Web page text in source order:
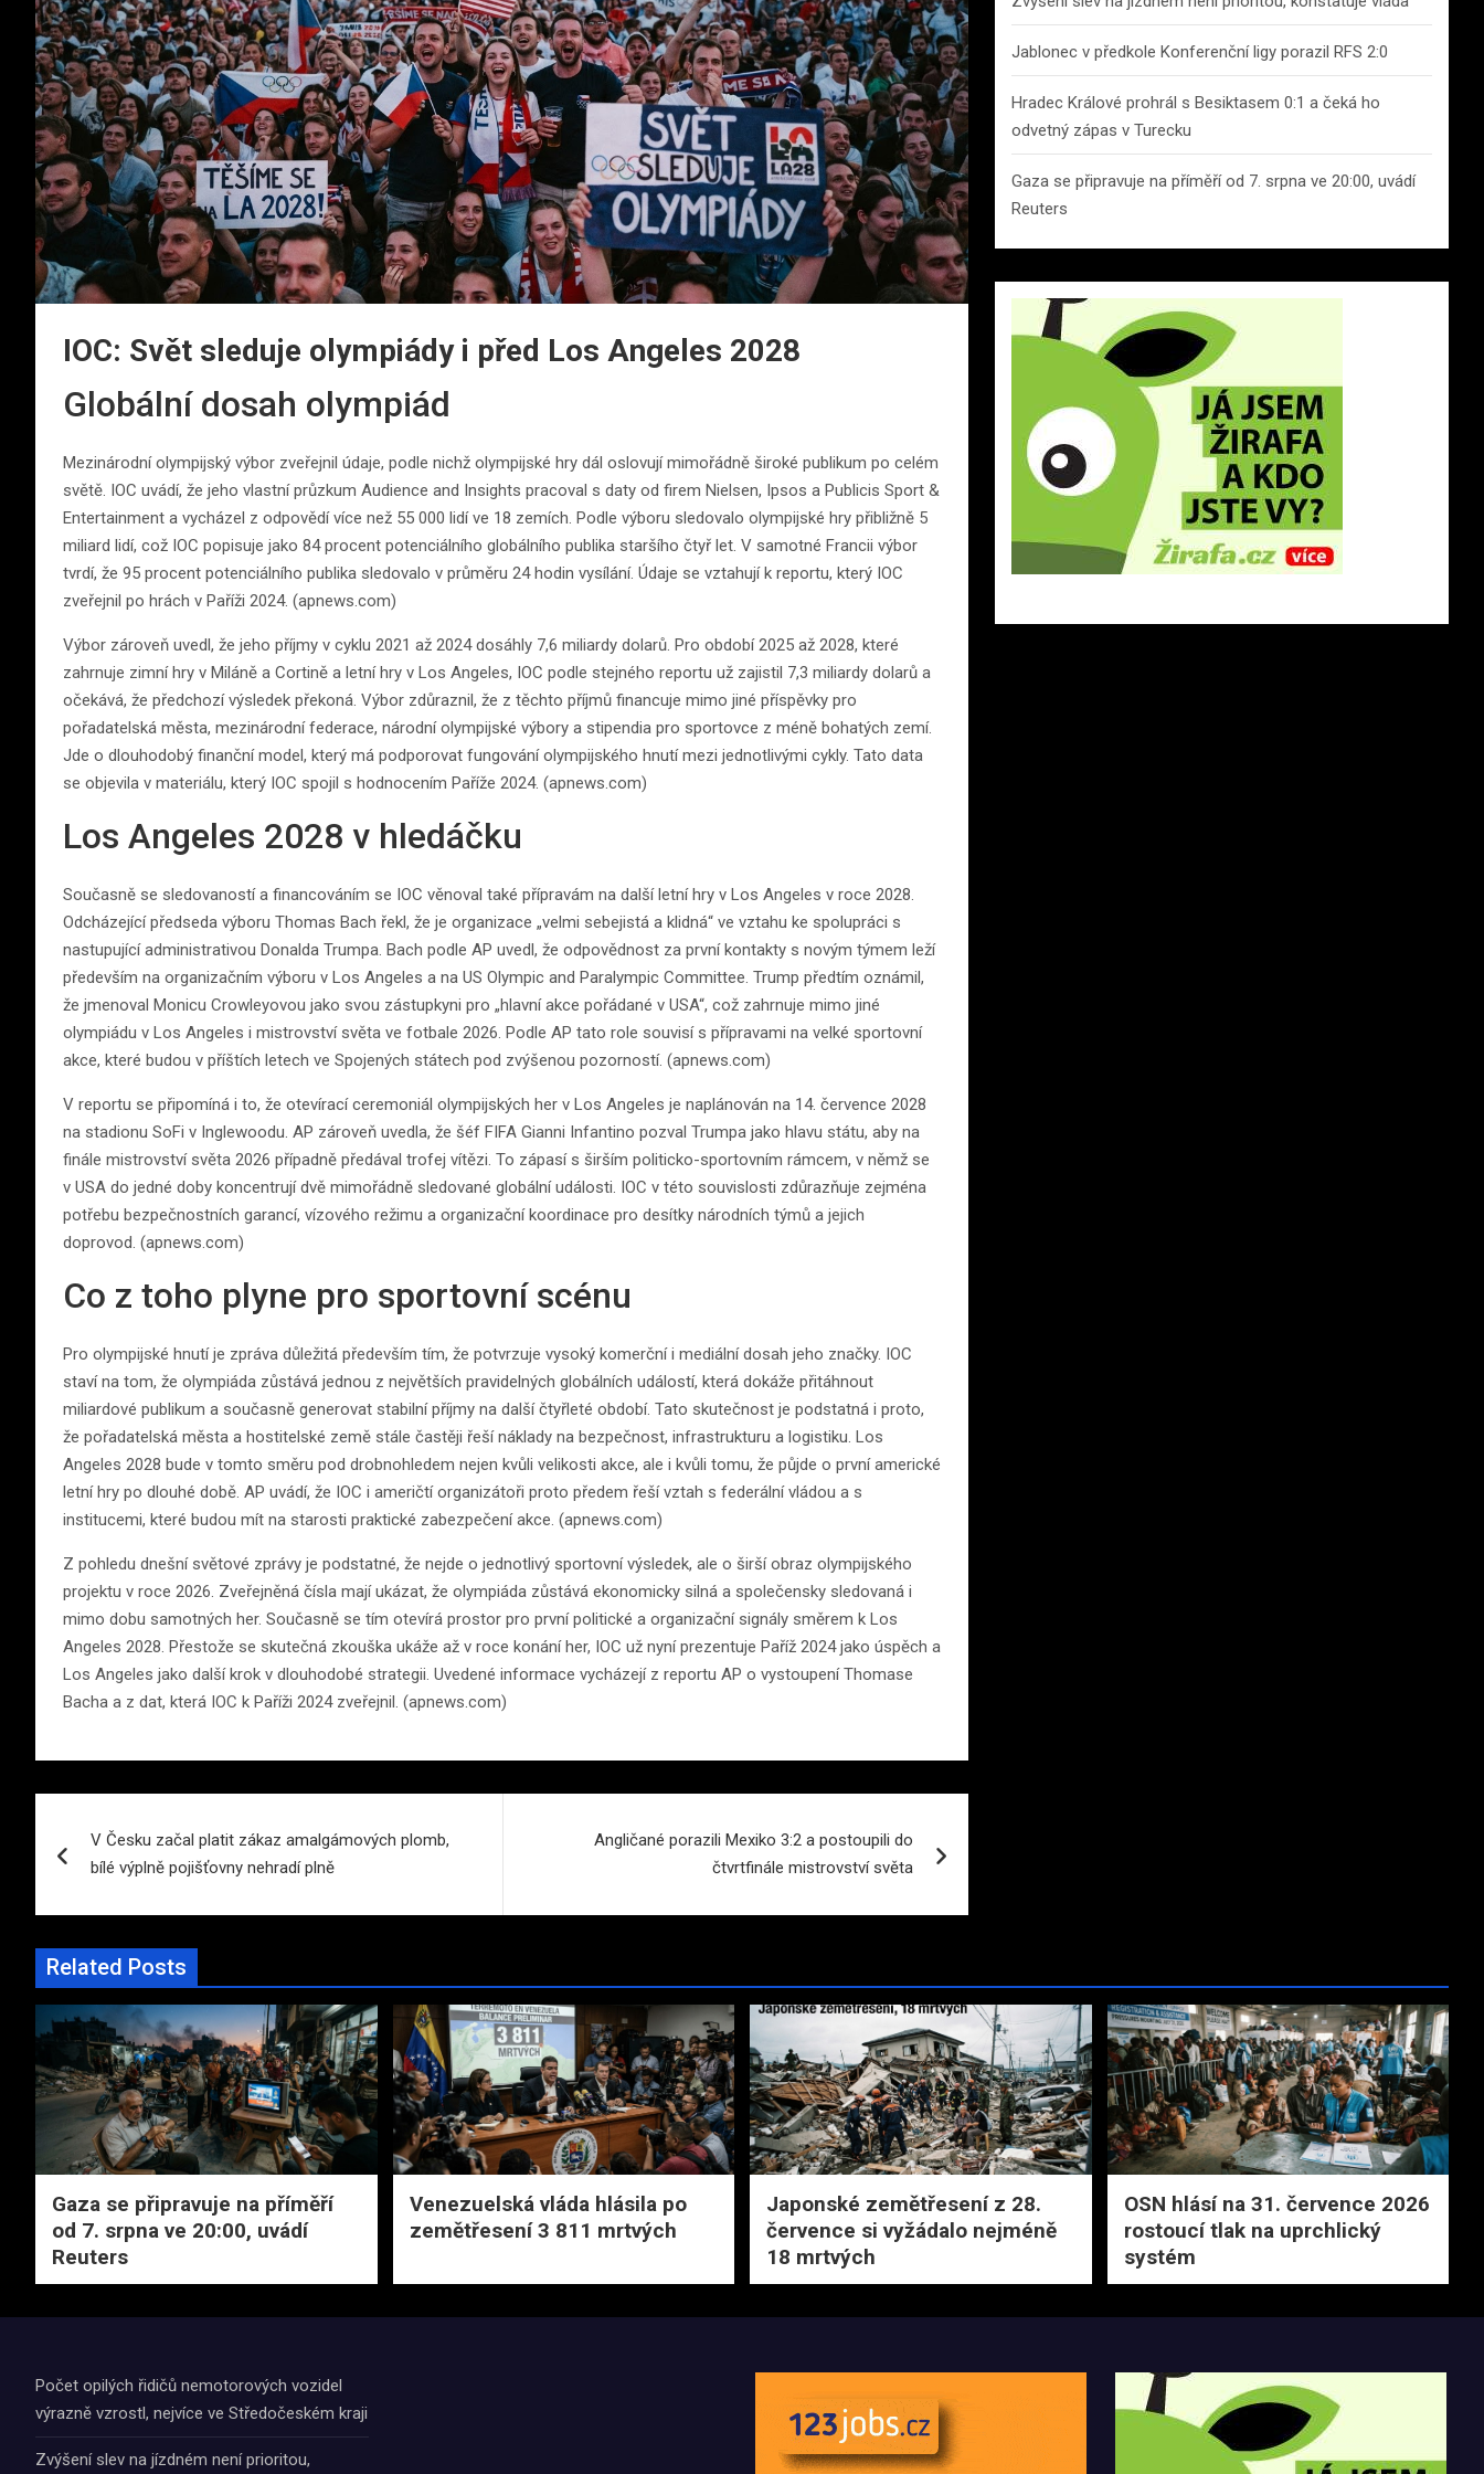
IOC: Svět sleduje olympiády i před Los Angeles 2028
Globální dosah olympiád
Mezinárodní olympijský výbor zveřejnil údaje, podle nichž olympijské hry dál oslovují mimořádně široké publikum po celém
světě. IOC uvádí, že jeho vlastní průzkum Audience and Insights pracoval s daty od firem Nielsen, Ipsos a Publicis Sport &
Entertainment a vycházel z odpovědí více než 55 000 lidí ve 18 zemích. Podle výboru sledovalo olympijské hry přibližně 5
miliard lidí, což IOC popisuje jako 84 procent potenciálního globálního publika staršího čtyř let. V samotné Francii výbor
tvrdí, že 95 procent potenciálního publika sledovalo v průměru 24 hodin vysílání. Údaje se vztahují k reportu, který IOC
zveřejnil po hrách v Paříži 2024. (apnews.com)
Výbor zároveň uvedl, že jeho příjmy v cyklu 2021 až 2024 dosáhly 7,6 miliardy dolarů. Pro období 2025 až 2028, které
zahrnuje zimní hry v Miláně a Cortině a letní hry v Los Angeles, IOC podle stejného reportu už zajistil 7,3 miliardy dolarů a
očekává, že předchozí výsledek překoná. Výbor zdůraznil, že z těchto příjmů financuje mimo jiné příspěvky pro
pořadatelská města, mezinárodní federace, národní olympijské výbory a stipendia pro sportovce z méně bohatých zemí.
Jde o dlouhodobý finanční model, který má podporovat fungování olympijského hnutí mezi jednotlivými cykly. Tato data
se objevila v materiálu, který IOC spojil s hodnocením Paříže 2024. (apnews.com)
Los Angeles 2028 v hledáčku
Současně se sledovaností a financováním se IOC věnoval také přípravám na další letní hry v Los Angeles v roce 2028.
Odcházející předseda výboru Thomas Bach řekl, že je organizace „velmi sebejistá a klidná“ ve vztahu ke spolupráci s
nastupující administrativou Donalda Trumpa. Bach podle AP uvedl, že odpovědnost za první kontakty s novým týmem leží
především na organizačním výboru v Los Angeles a na US Olympic and Paralympic Committee. Trump předtím oznámil,
že jmenoval Monicu Crowleyovou jako svou zástupkyni pro „hlavní akce pořádané v USA“, což zahrnuje mimo jiné
olympiádu v Los Angeles i mistrovství světa ve fotbale 2026. Podle AP tato role souvisí s přípravami na velké sportovní
akce, které budou v příštích letech ve Spojených státech pod zvýšenou pozorností. (apnews.com)
V reportu se připomíná i to, že otevírací ceremoniál olympijských her v Los Angeles je naplánován na 14. července 2028
na stadionu SoFi v Inglewoodu. AP zároveň uvedla, že šéf FIFA Gianni Infantino pozval Trumpa jako hlavu státu, aby na
finále mistrovství světa 2026 případně předával trofej vítězi. To zápasí s širším politicko-sportovním rámcem, v němž se
v USA do jedné doby koncentrují dvě mimořádně sledované globální události. IOC v této souvislosti zdůrazňuje zejména
potřebu bezpečnostních garancí, vízového režimu a organizační koordinace pro desítky národních týmů a jejich
doprovod. (apnews.com)
Co z toho plyne pro sportovní scénu
Pro olympijské hnutí je zpráva důležitá především tím, že potvrzuje vysoký komerční i mediální dosah jeho značky. IOC
staví na tom, že olympiáda zůstává jednou z největších pravidelných globálních událostí, která dokáže přitáhnout
miliardové publikum a současně generovat stabilní příjmy na další čtyřleté období. Tato skutečnost je podstatná i proto,
že pořadatelská města a hostitelské země stále častěji řeší náklady na bezpečnost, infrastrukturu a logistiku. Los
Angeles 2028 bude v tomto směru pod drobnohledem nejen kvůli velikosti akce, ale i kvůli tomu, že půjde o první americké
letní hry po dlouhé době. AP uvádí, že IOC i američtí organizátoři proto předem řeší vztah s federální vládou a s
institucemi, které budou mít na starosti praktické zabezpečení akce. (apnews.com)
Z pohledu dnešní světové zprávy je podstatné, že nejde o jednotlivý sportovní výsledek, ale o širší obraz olympijského
projektu v roce 2026. Zveřejněná čísla mají ukázat, že olympiáda zůstává ekonomicky silná a společensky sledovaná i
mimo dobu samotných her. Současně se tím otevírá prostor pro první politické a organizační signály směrem k Los
Angeles 2028. Přestože se skutečná zkouška ukáže až v roce konání her, IOC už nyní prezentuje Paříž 2024 jako úspěch a
Los Angeles jako další krok v dlouhodobé strategii. Uvedené informace vycházejí z reportu AP o vystoupení Thomase
Bacha a z dat, která IOC k Paříži 2024 zveřejnil. (apnews.com)
pro
příspěvek
V Česku začal platit zákaz amalgámových plomb,
bílé výplně pojišťovny nehradí plně
Angličané porazili Mexiko 3:2 a postoupili do
čtvrtfinále mistrovství světa
Jablonec v předkole Konferenční ligy porazil RFS 2:0
Hradec Králové prohrál s Besiktasem 0:1 a čeká ho
odvetný zápas v Turecku
Gaza se připravuje na příměří od 7. srpna ve 20:00, uvádí
Reuters
Related Posts
Gaza se připravuje na příměří
od 7. srpna ve 20:00, uvádí
Reuters
Venezuelská vláda hlásila po
zemětřesení 3 811 mrtvých
Japonské zemětřesení z 28.
července si vyžádalo nejméně
18 mrtvých
OSN hlásí na 31. července 2026
rostoucí tlak na uprchlický
systém
Počet opilých řidičů nemotorových vozidel
výrazně vzrostl, nejvíce ve Středočeském kraji
Zvýšení slev na jízdném není prioritou,